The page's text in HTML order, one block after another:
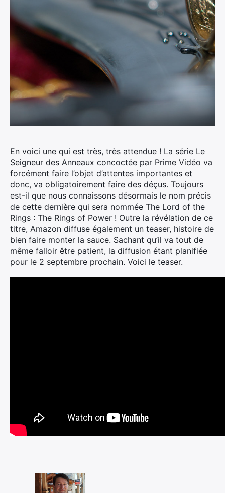
En voici une qui est très, très attendue ! La série Le
Seigneur des Anneaux concoctée par Prime Vidéo va
forcément faire l’objet d’attentes importantes et
donc, va obligatoirement faire des déçus. Toujours
est-il que nous connaissons désormais le nom précis
de cette dernière qui sera nommée The Lord of the
Rings : The Rings of Power ! Outre la révélation de ce
titre, Amazon diffuse également un teaser, histoire de
bien faire monter la sauce. Sachant qu’il va tout de
même falloir être patient, la diffusion étant planifiée
pour le 2 septembre prochain. Voici le teaser.